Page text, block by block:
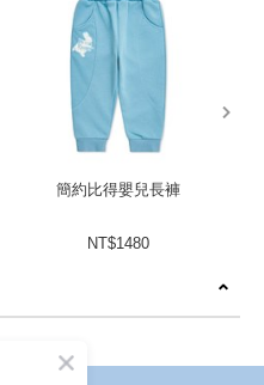
簡約比得嬰兒長褲
NT$1480
next